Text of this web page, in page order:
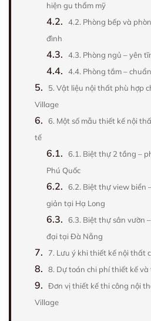
hiện gu thẩm mỹ
4.2.
4.2. Phòng bếp và
đình
4.3. 4.3. Phòng ngủ – yên
4.4. 4.4. Phòng tắm –
5.
5. Vật liệu nội thất phù hợp
Village
6.
6. Một số mẫu thiết kế nội
tế
6.1.
6.1. Biệt thự 2 tầng –
Phú Quốc
6.2.
6.2. Biệt thự view biển
giản tại Hạ Long
6.3.
6.3. Biệt thự sân vườn
đại tại Đà Nẵng
7. 7. Lưu ý khi thiết kế nội thất
8. 8. Dự toán chi phí thiết kế
9.
Đơn vị thiết kế thi công nội
Village